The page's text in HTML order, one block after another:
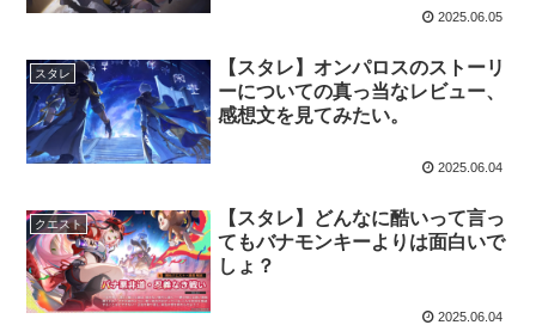
2025.06.05
スタレ
【スタレ】オンパロスのストーリ
ーについての真っ当なレビュー、
感想文を見てみたい。
2025.06.04
クエスト
【スタレ】どんなに酷いって言っ
てもバナモンキーよりは面白いで
しょ？
2025.06.04